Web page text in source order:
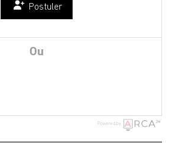
Postuler
Ou
Powered by